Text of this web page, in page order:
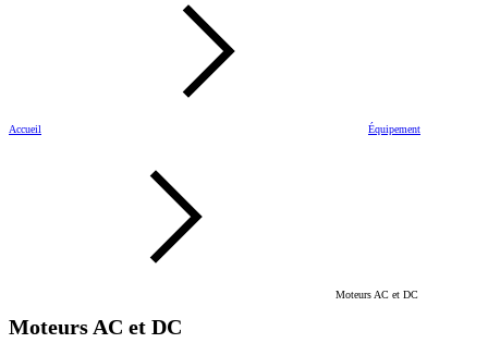
Accueil Équipement
Moteurs AC et DC
Moteurs AC et DC